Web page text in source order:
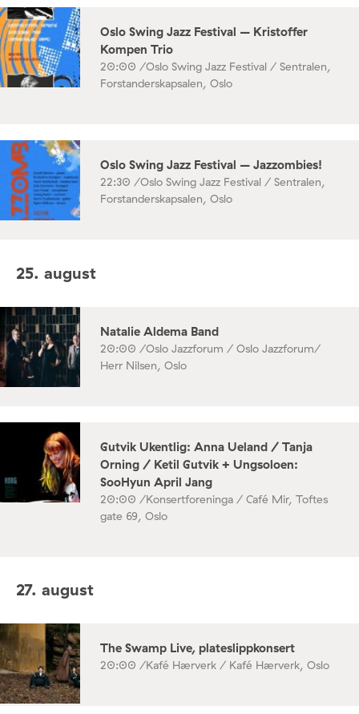
Oslo Swing Jazz Festival – Kristoffer
Kompen Trio
20:00 /Oslo Swing Jazz Festival / Sentralen,
Forstanderskapsalen, Oslo
Oslo Swing Jazz Festival – Jazzombies!
22:30 /Oslo Swing Jazz Festival / Sentralen,
Forstanderskapsalen, Oslo
25. august
Natalie Aldema Band
20:00 /Oslo Jazzforum / Oslo Jazzforum/
Herr Nilsen, Oslo
Gutvik Ukentlig: Anna Ueland / Tanja
Orning / Ketil Gutvik + Ungsoloen:
SooHyun April Jang
20:00 /Konsertforeninga / Café Mir, Toftes
gate 69, Oslo
27. august
The Swamp Live, plateslippkonsert
20:00 /Kafé Hærverk / Kafé Hærverk, Oslo